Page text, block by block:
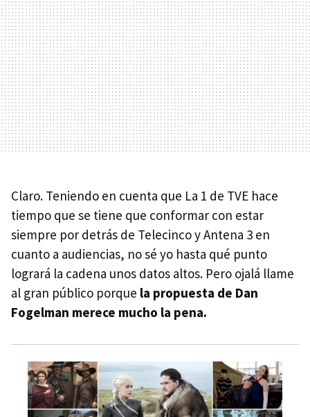
Claro. Teniendo en cuenta que La 1 de TVE hace
tiempo que se tiene que conformar con estar
siempre por detrás de Telecinco y Antena 3 en
cuanto a audiencias, no sé yo hasta qué punto
logrará la cadena unos datos altos. Pero ojalá llame
al gran público porque la propuesta de Dan
Fogelman merece mucho la pena.